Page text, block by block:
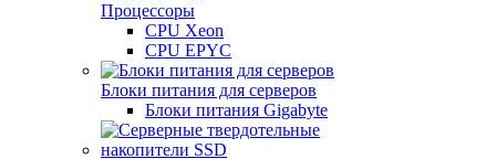
Процессоры
CPU Xeon
CPU EPYC
Блоки питания для серверов
Блоки питания Gigabyte